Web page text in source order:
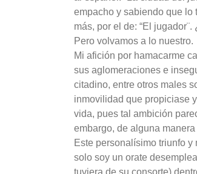
empacho y sabiendo que lo
más, por el de: “El
Pero volvamos a lo nuestro.
Mi afición por hamacarme
sus aglomeraciones e
citadino, entre otros males
inmovilidad que propiciase
vida, pues tal ambición
embargo, de alguna
Este personalísimo triunfo
solo soy un orate
tuviera de su consorte)